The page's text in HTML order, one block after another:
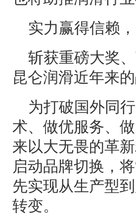
实力赢得信赖
斩获重磅大奖
昆仑润滑近年来
为打破国外同
术、做优服务、
来以大无畏的革
启动品牌切换，
先实现从生产型
转变。